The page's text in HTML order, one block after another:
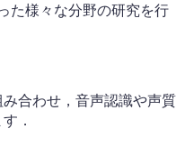
た様々な分野の研究を行
合わせ，音声認識や声質
．